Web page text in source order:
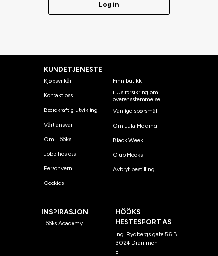
Log in
KUNDETJENESTE
Kjøpsvilkår
Kontakt oss
Bærekraftig utvikling
Vårt ansvar
Om Hööks
Jobb hos oss
Personvern
Cookies
Finn butikk
EUs forsikring om
overensstemmelse
Vanlige spørsmål
Om Jula Holding
Black Week
Club Hööks
Avbryt bestilling
INSPIRASJON
Hööks Academy
HÖÖKS
HESTESPORT AS
Ing. Rydbergs gate 56 B
3024 Drammen
E-